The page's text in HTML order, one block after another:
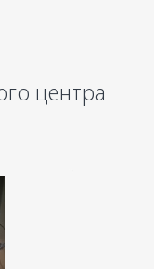
центра